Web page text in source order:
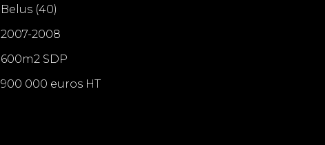
Belus (40)
2007-2008
600m2 SDP
900 000 euros HT